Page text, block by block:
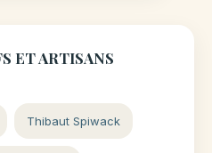
ET ARTISANS
Thibaut Spiwack